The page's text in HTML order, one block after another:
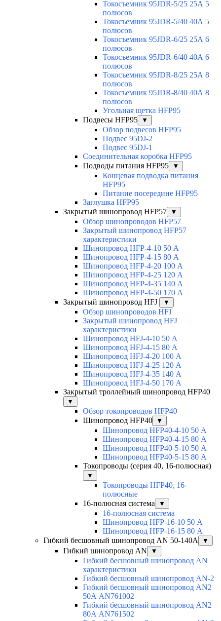
Токосъемник 95JDR-5/25 25А 5
полюсов
Токосъемник 95JDR-5/40 40А 5
полюсов
Токосъемник 95JDR-6/25 25А 6
полюсов
Токосъемник 95JDR-6/40 40А 6
полюсов
Токосъемник 95JDR-8/25 25А 8
полюсов
Токосъемник 95JDR-8/40 40А 8
полюсов
Угольная щетка HFP95
Подвесы HFP95
▼
Обзор подвесов HFP95
Подвес 95DJ-2
Подвес 95DJ-1
Соединительная коробка HFP95
Подводы питания HFP95
▼
Концевая подводка питания
HFP95
Питание посередине HFP95
Заглушка HFP95
Закрытый шинопровод HFP57
▼
Обзор шинопроводов HFP57
Закрытый шинопровод HFP57
характеристики
Шинопровод HFP-4-10 50 А
Шинопровод HFP-4-15 80 А
Шинопровод HFP-4-20 100 А
Шинопровод HFP-4-25 120 А
Шинопровод HFP-4-35 140 А
Шинопровод HFP-4-50 170 А
Закрытый шинопровод HFJ
▼
Обзор шинопроводов HFJ
Закрытый шинопровод HFJ
характеристики
Шинопровод HFJ-4-10 50 А
Шинопровод HFJ-4-15 80 А
Шинопровод HFJ-4-20 100 А
Шинопровод HFJ-4-25 120 А
Шинопровод HFJ-4-35 140 А
Шинопровод HFJ-4-50 170 А
Закрытый троллейный шинопровод HFP40
▼
Обзор токопроводов HFP40
Шинопровод HFP40
▼
Шинопровод HFP40-4-10 50 А
Шинопровод HFP40-4-15 80 А
Шинопровод HFP40-5-10 50 А
Шинопровод HFP40-5-15 80 А
Токопроводы (серия 40, 16-полюсная)
▼
Токопроводы HFP40, 16-
полюсные
16-полюсная система
▼
16-полюсная система
Шинопровод HFP-16-10 50 А
Шинопровод HFP-16-15 80 А
Гибкий бесшовный шинопровод AN 50-140А
▼
Гибкий шинопровод AN ▼
Гибкий бесшовный шинопровод AN
характеристики
Гибкий бесшовный шинопровод AN-2
Гибкий бесшовный шинопровод AN2
50А AN761002
Гибкий бесшовный шинопровод AN2
80А AN761502